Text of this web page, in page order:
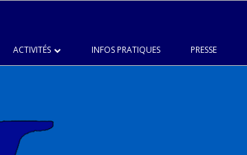
ACTIVITÉS
PEINTURE
INFOS PRATIQUES PRESSE